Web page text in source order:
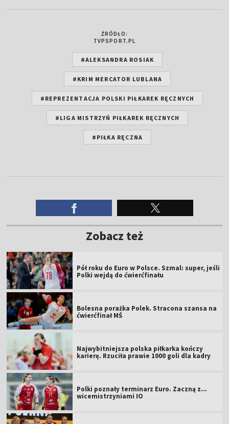
ŹRÓDŁO:
TVPSPORT.PL
#ALEKSANDRA ROSIAK
#KRIM MERCATOR LUBLANA
#REPREZENTACJA POLSKI PIŁKAREK RĘCZNYCH
#LIGA MISTRZYŃ PIŁKAREK RĘCZNYCH
#PIŁKA RĘCZNA
Zobacz też
Pół roku do Euro w Polsce. Szmal: super, jeśli
Polki wejdą do ćwierćfinału
Bolesna porażka Polek. Stracona szansa na
ćwierćfinał MŚ
Najwybitniejsza polska piłkarka kończy
karierę. Rzuciła prawie 1000 goli dla kadry
Polki poznały terminarz Euro. Zaczną z...
wicemistrzyniami IO